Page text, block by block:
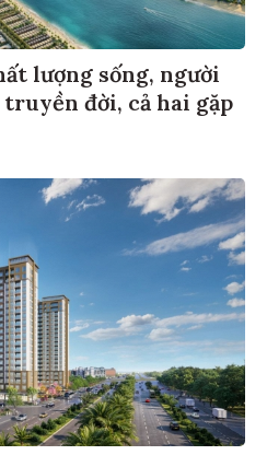
lượng sống, người
đời, cả hai gặp